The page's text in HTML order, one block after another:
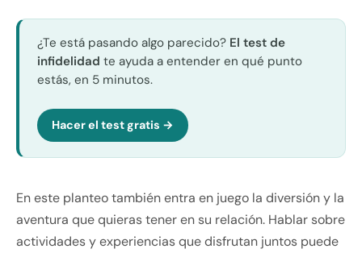
¿Te está pasando algo parecido? El test de
infidelidad te ayuda a entender en qué punto
estás, en 5 minutos.
Hacer el test gratis →
En este planteo también entra en juego la diversión y la
aventura que quieras tener en su relación. Hablar sobre
actividades y experiencias que disfrutan juntos puede